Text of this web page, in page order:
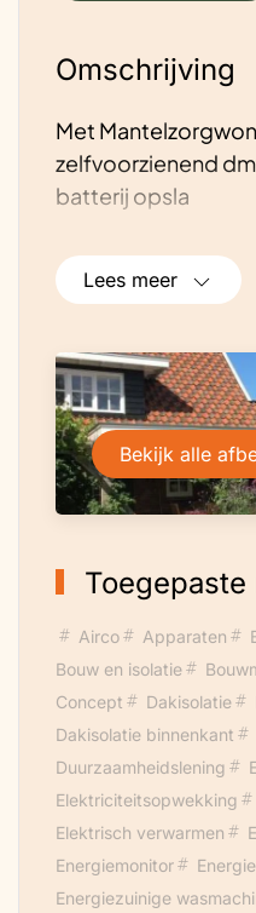
Omschrijving
Met
zelfvoorzienend
batterij opsla
Lees meer
Bekijk alle
Airco Apparaten
Bouw en isolatie
Concept
Dakisolatie
Dakisolatie binnenkant
Duurzaamheidslening
Elektriciteitsopwekking
Elektrisch verwarmen
Energiemonitor
Energiezuinige